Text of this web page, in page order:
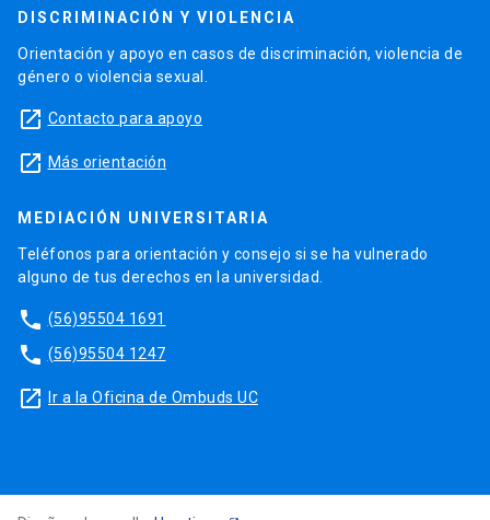
DISCRIMINACIÓN Y VIOLENCIA
Orientación y apoyo en casos de discriminación, violencia de
género o violencia sexual.
launch Contacto para apoyo
launch Más orientación
MEDIACIÓN UNIVERSITARIA
Teléfonos para orientación y consejo si se ha vulnerado
alguno de tus derechos en la universidad.
phone (56)95504 1691
phone (56)95504 1247
launch Ir a la Oficina de Ombuds UC